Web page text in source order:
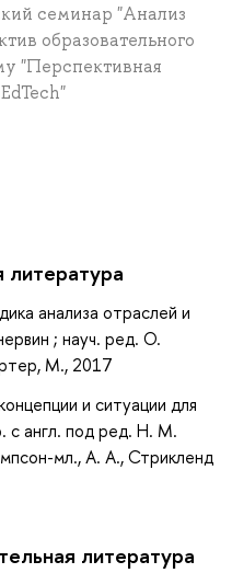
семинар "Анализ
образовательного
"Перспективная
анализа отраслей и
; науч. ред. О.
М., 2017
и ситуации для
с англ. под ред. Н. М.
мл., А. А., Стрикленд
литература